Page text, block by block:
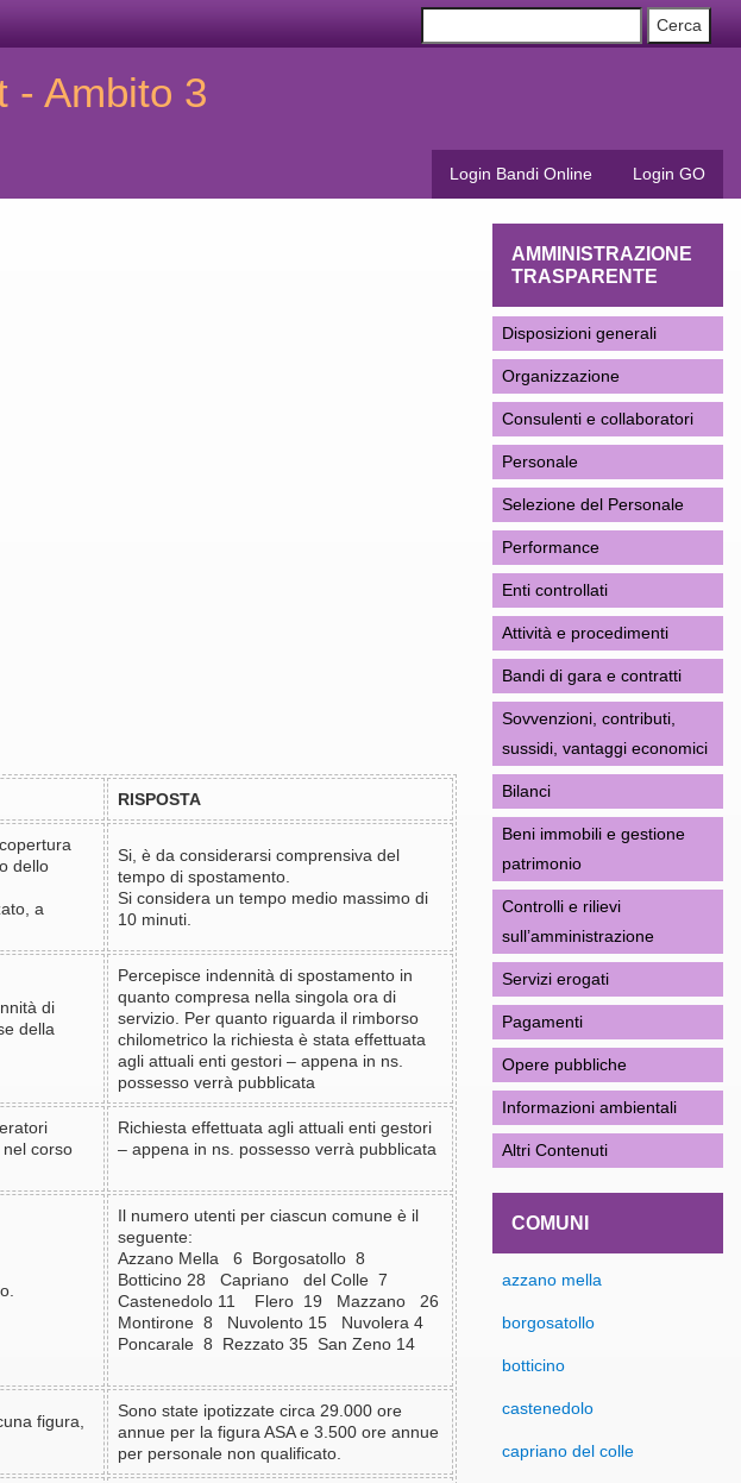
- Ambito 3
Login Bandi Online Login GO
RISPOSTA
dello
a
Si, è da considerarsi comprensiva del
tempo di spostamento.
Si considera un tempo medio massimo di
10 minuti.
di
della
Percepisce indennità di spostamento in
quanto compresa nella singola ora di
servizio. Per quanto riguarda il rimborso
chilometrico la richiesta è stata effettuata
agli attuali enti gestori – appena in ns.
possesso verrà pubblicata
nel corso
Richiesta effettuata agli attuali enti gestori
– appena in ns. possesso verrà pubblicata
Il numero utenti per ciascun comune è il
seguente:
Azzano Mella 6 Borgosatollo 8
Botticino 28 Capriano del Colle 7
Castenedolo 11 Flero 19 Mazzano 26
Montirone 8 Nuvolento 15 Nuvolera 4
Poncarale 8 Rezzato 35 San Zeno 14
figura,
Sono state ipotizzate circa 29.000 ore
annue per la figura ASA e 3.500 ore annue
per personale non qualificato.
AMMINISTRAZIONE
TRASPARENTE
Disposizioni generali
Organizzazione
Consulenti e collaboratori
Personale
Selezione del Personale
Performance
Enti controllati
Attività e procedimenti
Bandi di gara e contratti
Sovvenzioni, contributi,
sussidi, vantaggi economici
Bilanci
Beni immobili e gestione
patrimonio
Controlli e rilievi
sull’amministrazione
Servizi erogati
Pagamenti
Opere pubbliche
Informazioni ambientali
Altri Contenuti
COMUNI
azzano mella
borgosatollo
botticino
castenedolo
capriano del colle